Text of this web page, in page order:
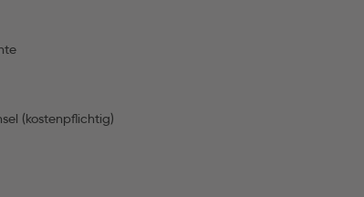
(kostenpflichtig)